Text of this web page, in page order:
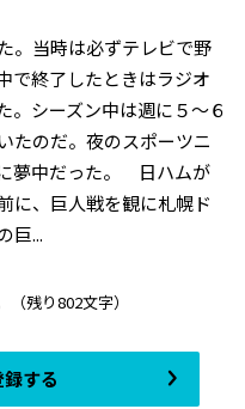
。当時は必ずテレビで野
で終了したときはラジオ
。シーズン中は週に５～６
たのだ。夜のスポーツニ
夢中だった。 日ハムが
に、巨人戦を観に札幌ド
巨...
（残り802文字）
する